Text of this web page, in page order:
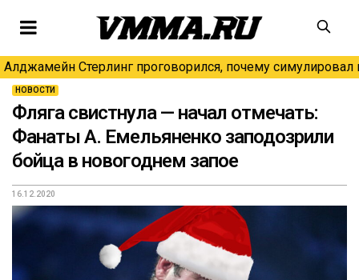
Алджамейн Стерлинг проговорился, почему симулировал
НОВОСТИ
Фляга свистнула — начал отмечать:
Фанаты А. Емельяненко заподозрили
бойца в новогоднем запое
16.12.2020